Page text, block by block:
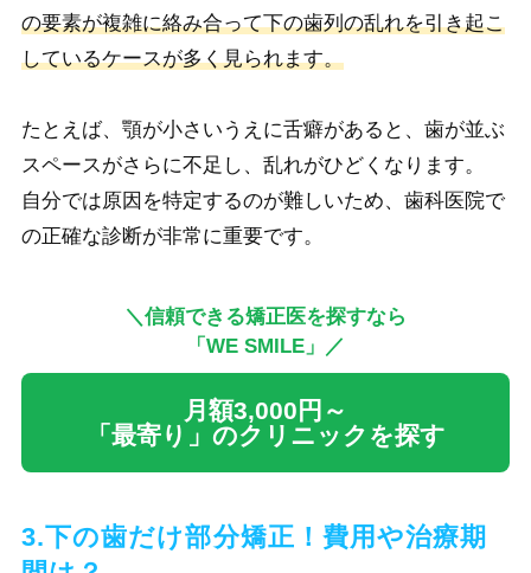
の要素が複雑に絡み合って下の歯列の乱れを引き起こ
しているケースが多く見られます。
たとえば、顎が小さいうえに舌癖があると、歯が並ぶ
スペースがさらに不足し、乱れがひどくなります。
自分では原因を特定するのが難しいため、歯科医院で
の正確な診断が非常に重要です。
＼信頼できる矯正医を探すなら
「WE SMILE」／
月額3,000円～
「最寄り」のクリニックを探す
3.下の歯だけ部分矯正！費用や治療期